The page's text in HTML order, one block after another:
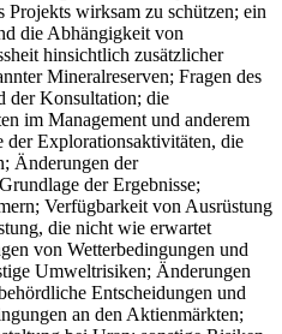
wirksam zu schützen; ein
die Abhängigkeit von
hinsichtlich zusätzlicher
Mineralreserven; Fragen des
der Konsultation; die
im Management und anderem
der Explorationsaktivitäten, die
Änderungen der
der Ergebnisse;
Verfügbarkeit von Ausrüstung
die nicht wie erwartet
von Wetterbedingungen und
Umweltrisiken; Änderungen
Entscheidungen und
an den Aktienmärkten;